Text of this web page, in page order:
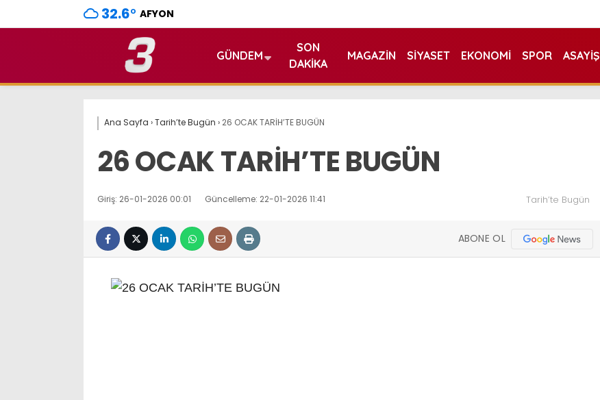
32.6° AFYON
GÜNDEM
SON
DAKIKA
MAGAZIN SIYASET EKONOMI SPOR ASAYIŞ
Ana Sayfa ›Tarih’te Bugün › 26 OCAK TARİH’TE BUGÜN
26 OCAK TARİH’TE BUGÜN
Giriş: 26-01-2026 00:01 Güncelleme: 22-01-2026 11:41 Tarih’te Bugün
ABONE OL